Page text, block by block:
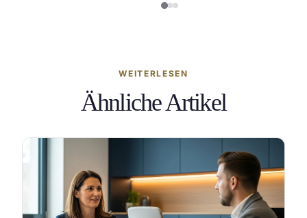
WEITERLESEN
Ähnliche Artikel